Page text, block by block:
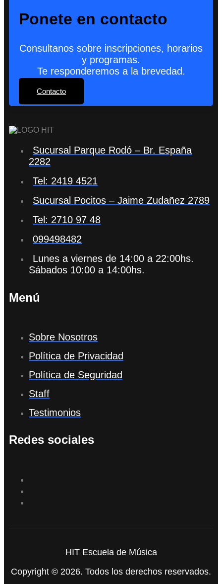
Ponete en contacto
Consultanos sobre inscripciones, horarios
y programas.
Te responderemos a la brevedad.
Contacto
Sucursal Parque Rodó – Br. España
2282
Tel: 2419 4521
Sucursal Pocitos – Jaime Zudañez 2789
Tel: 2710 97 48
099498482
Lunes a viernes de 14:00 a 22:00hs.
Sábados 10:00 a 14:00hs.
Menú
Sobre Nosotros
Política de Privacidad
Política de Seguridad
Staff
Testimonios
Redes sociales
HIT Escuela de Música
Copyright © 2026. Todos los derechos reservados.